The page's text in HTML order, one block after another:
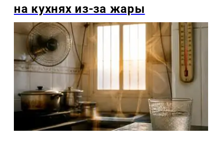
на кухнях из-за жары